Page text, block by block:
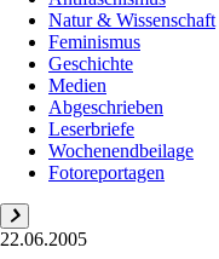
Natur & Wissenschaft
Feminismus
Geschichte
Medien
Abgeschrieben
Leserbriefe
Wochenendbeilage
Fotoreportagen
22.06.2005